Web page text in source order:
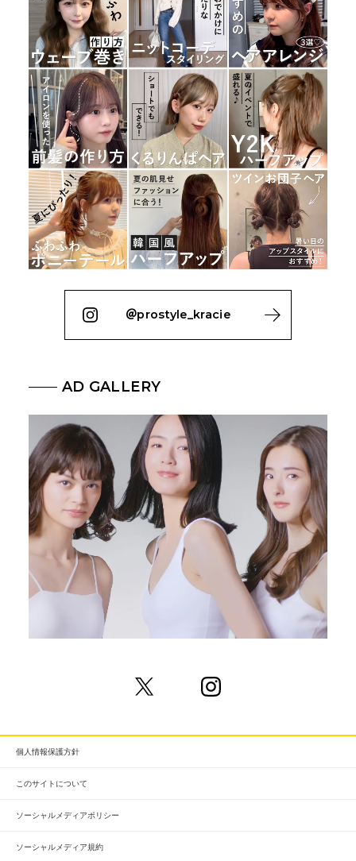
＠prostyle_kracie
AD GALLERY
個人情報保護方針
このサイトについて
ソーシャルメディアポリシー
ソーシャルメディア規約